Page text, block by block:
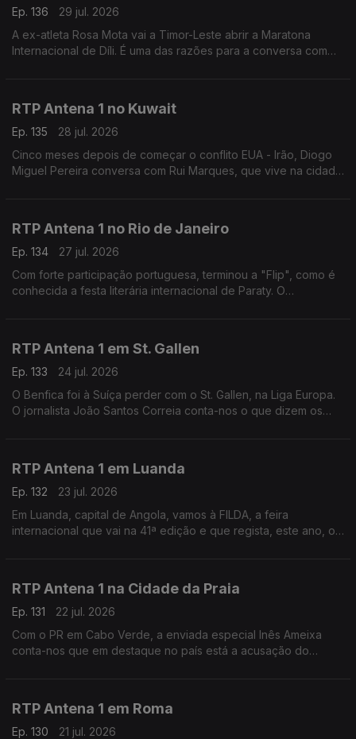
Ep. 136
29 jul. 2026
A ex-atleta Rosa Mota vai a Timor-Leste abrir a Maratona
Internacional de Díli. É uma das razões para a conversa com
RTP Antena 1 no Kuwait
Ep. 135
28 jul. 2026
Cinco meses depois de começar o conflito EUA - Irão, Diogo
Miguel Pereira conversa com Rui Marques, que vive na cidade
RTP Antena 1 no Rio de Janeiro
Ep. 134
27 jul. 2026
Com forte participação portuguesa, terminou a "Flip", como é
conhecida a festa literária internacional de Paraty. O
RTP Antena 1 em St. Gallen
Ep. 133
24 jul. 2026
O Benfica foi à Suíça perder com o St. Gallen, na Liga Europa.
O jornalista João Santos Correia conta-nos o que dizem os
RTP Antena 1 em Luanda
Ep. 132
23 jul. 2026
Em Luanda, capital de Angola, vamos à FILDA, a feira
internacional que vai na 41ª edição e que regista, este ano, o
RTP Antena 1 na Cidade da Praia
Ep. 131
22 jul. 2026
Com o PR em Cabo Verde, a enviada especial Inês Ameixa
conta-nos que em destaque no país está a acusação do
RTP Antena 1 em Roma
Ep. 130
21 jul. 2026